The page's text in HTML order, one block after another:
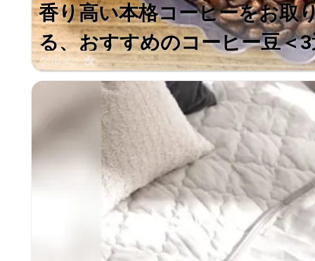
香り高い本格コーヒーをお取
る、おすすめのコーヒー豆＜
グルメ・食